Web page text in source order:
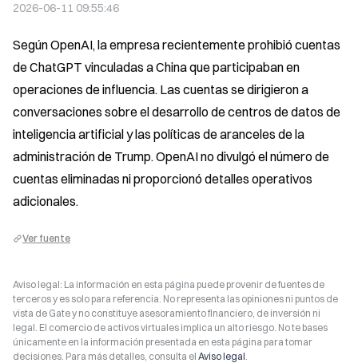
2026-06-11 09:55:46
Según OpenAI, la empresa recientemente prohibió cuentas
de ChatGPT vinculadas a China que participaban en
operaciones de influencia. Las cuentas se dirigieron a
conversaciones sobre el desarrollo de centros de datos de
inteligencia artificial y las políticas de aranceles de la
administración de Trump. OpenAI no divulgó el número de
cuentas eliminadas ni proporcionó detalles operativos
adicionales.
Ver fuente
Aviso legal: La información en esta página puede provenir de fuentes de
terceros y es solo para referencia. No representa las opiniones ni puntos de
vista de Gate y no constituye asesoramiento financiero, de inversión ni
legal. El comercio de activos virtuales implica un alto riesgo. No te bases
únicamente en la información presentada en esta página para tomar
decisiones. Para más detalles, consulta el Aviso legal.